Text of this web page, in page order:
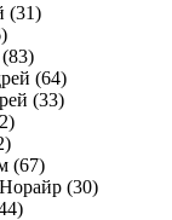
(31)
(64)
(33)
(67)
(30)